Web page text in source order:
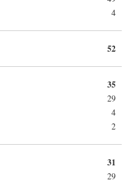
4
52
35
29
4
2
31
29